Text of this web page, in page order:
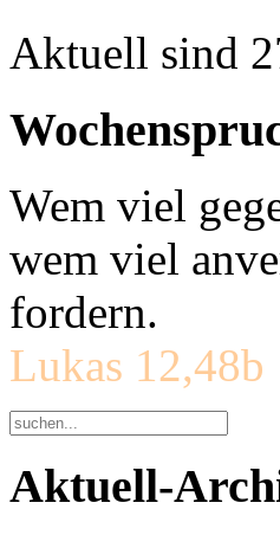
Aktuell sind
Wem viel
wem viel
fordern.
Lukas 12,48b
Aktuell-